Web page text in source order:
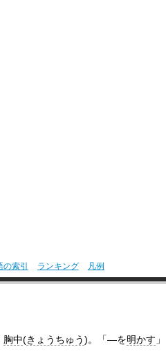
の索引 ランキング 凡例
胸中(きょうちゅう)。「―を明かす 」